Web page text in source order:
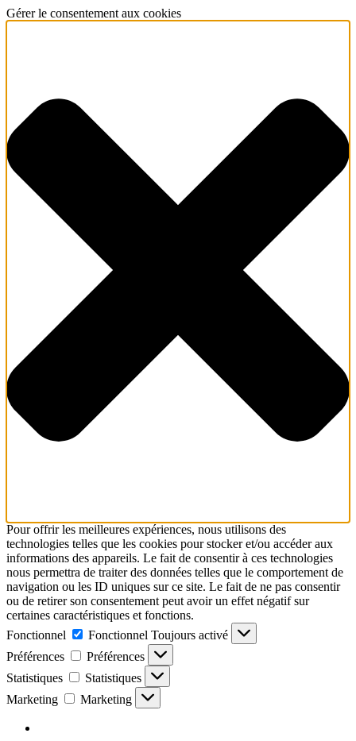
Gérer le consentement aux cookies
Pour offrir les meilleures expériences, nous utilisons des
technologies telles que les cookies pour stocker et/ou accéder aux
informations des appareils. Le fait de consentir à ces technologies
nous permettra de traiter des données telles que le comportement de
navigation ou les ID uniques sur ce site. Le fait de ne pas consentir
ou de retirer son consentement peut avoir un effet négatif sur
certaines caractéristiques et fonctions.
Fonctionnel
Fonctionnel Toujours activé
Préférences
Préférences
Statistiques
Statistiques
Marketing
Marketing